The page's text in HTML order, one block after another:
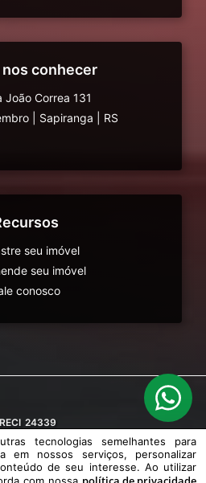
nos conhecer
João Correa 131
Sapiranga RS
seu imóvel
seu imóvel
conosco
24339
tecnologias semelhantes para
em nossos serviços, personalizar
de seu interesse. Ao utilizar